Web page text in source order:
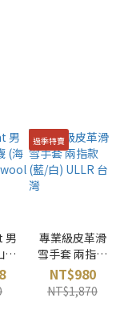
男
襪
過季特賣
專業級皮革滑
雪手套 兩指款
(藍/白) ULLR
台灣
NT$980
NT$1,870